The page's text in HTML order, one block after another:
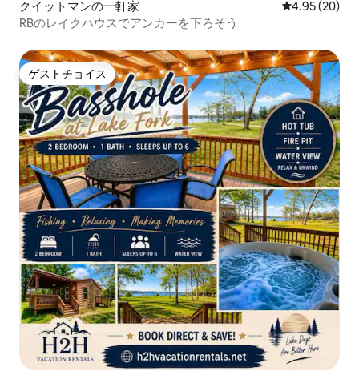
クイットマンの一軒家 レビュー20
4.95 (20)
RBのレイクハウスでアンカーを下ろそう
ゲストチョイス
ゲストチョイス